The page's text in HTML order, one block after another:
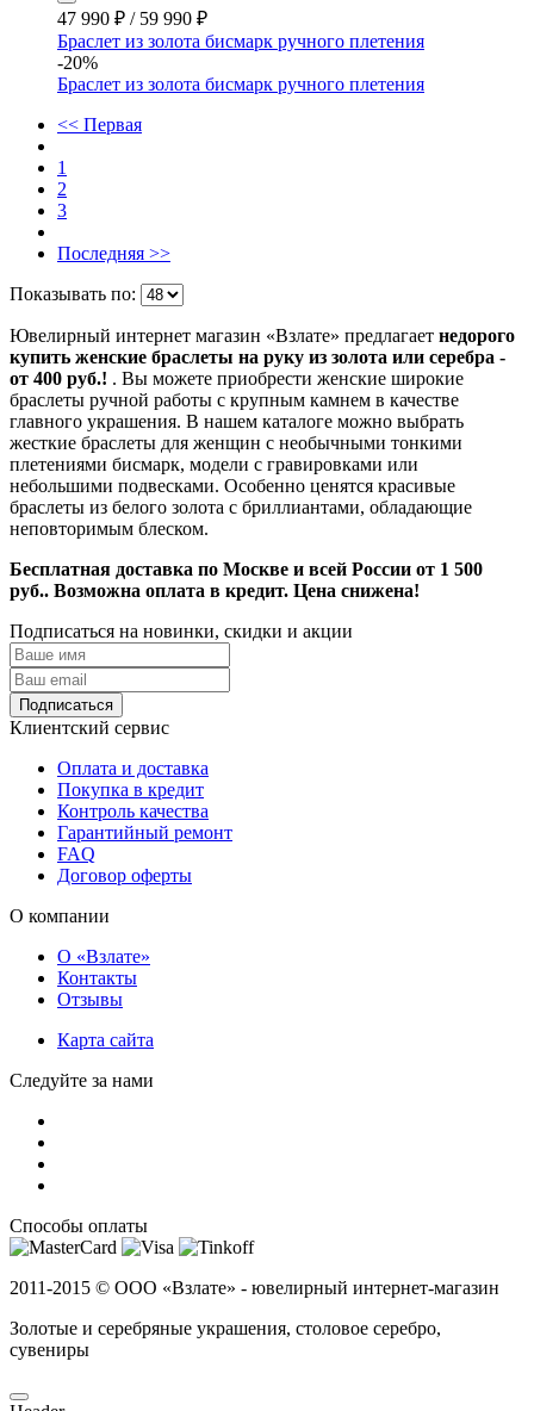
47 990 ₽ / 59 990 ₽
Браслет из золота бисмарк ручного плетения
-20%
Браслет из золота бисмарк ручного плетения
<< Первая
1
2
3
Последняя >>
Показывать по:
Ювелирный интернет магазин «Взлате» предлагает недорого
купить женские браслеты на руку из золота или серебра -
от 400 руб.! . Вы можете приобрести женские широкие
браслеты ручной работы с крупным камнем в качестве
главного украшения. В нашем каталоге можно выбрать
жесткие браслеты для женщин с необычными тонкими
плетениями бисмарк, модели с гравировками или
небольшими подвесками. Особенно ценятся красивые
браслеты из белого золота с бриллиантами, обладающие
неповторимым блеском.
Бесплатная доставка по Москве и всей России от 1 500
руб.. Возможна оплата в кредит. Цена снижена!
Подписаться на новинки, скидки и акции
Подписаться
Клиентский сервис
Оплата и доставка
Покупка в кредит
Контроль качества
Гарантийный ремонт
FAQ
Договор оферты
О компании
О «Взлате»
Контакты
Отзывы
Карта сайта
Следуйте за нами
Способы оплаты
2011-2015 © ООО «Взлате» - ювелирный интернет-магазин
Золотые и серебряные украшения, столовое серебро,
сувениры